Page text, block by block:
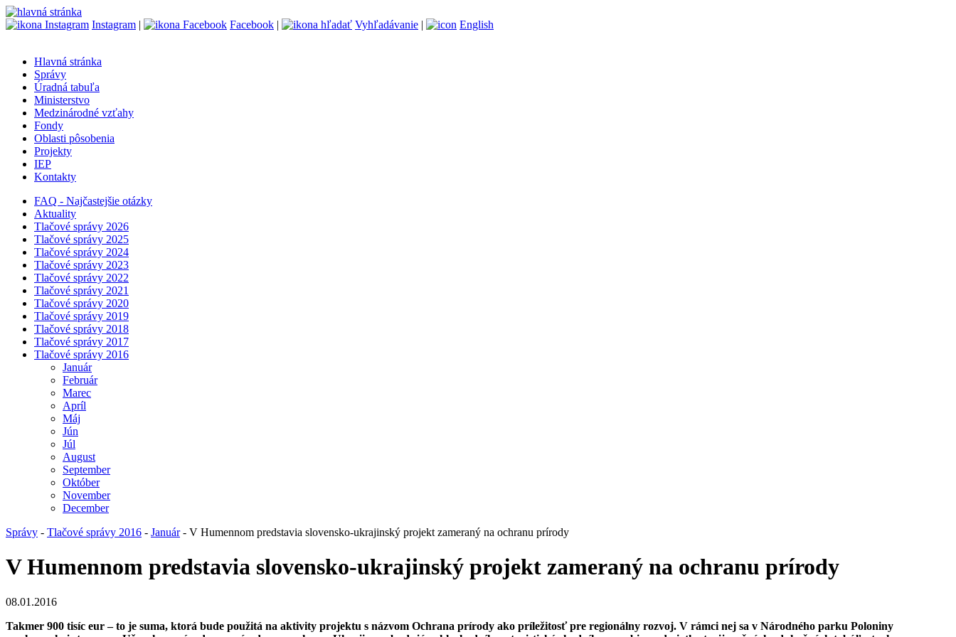
Instagram | Facebook | Vyhľadávanie | English
Hlavná stránka
Správy
Úradná tabuľa
Ministerstvo
Medzinárodné vzťahy
Fondy
Oblasti pôsobenia
Projekty
IEP
Kontakty
FAQ - Najčastejšie otázky
Aktuality
Tlačové správy 2026
Tlačové správy 2025
Tlačové správy 2024
Tlačové správy 2023
Tlačové správy 2022
Tlačové správy 2021
Tlačové správy 2020
Tlačové správy 2019
Tlačové správy 2018
Tlačové správy 2017
Tlačové správy 2016
Január
Február
Marec
Apríl
Máj
Jún
Júl
August
September
Október
November
December
Správy - Tlačové správy 2016 - Január- V Humennom predstavia slovensko-ukrajinský projekt zameraný na ochranu prírody
V Humennom predstavia slovensko-ukrajinský projekt zameraný na ochranu prírody
08.01.2016
Takmer 900 tisíc eur – to je suma, ktorá bude použitá na aktivity projektu s názvom Ochrana prírody ako príležitosť pre regionálny rozvoj. V rámci nej sa v Národného parku Poloniny